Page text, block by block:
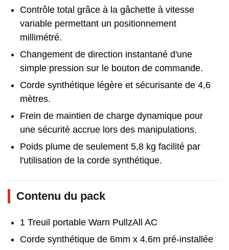
Contrôle total grâce à la gâchette à vitesse
variable permettant un positionnement
millimétré.
Changement de direction instantané d'une
simple pression sur le bouton de commande.
Corde synthétique légère et sécurisante de 4,6
mètres.
Frein de maintien de charge dynamique pour
une sécurité accrue lors des manipulations.
Poids plume de seulement 5,8 kg facilité par
l'utilisation de la corde synthétique.
Contenu du pack
1 Treuil portable Warn PullzAll AC
Corde synthétique de 6mm x 4.6m pré-installée